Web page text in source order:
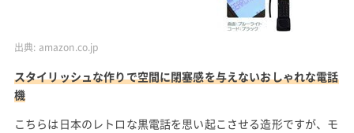
出典: amazon.co.jp
スタイリッシュな作りで空間に閉塞感を与えないおしゃれな電話
機
こちらは日本のレトロな黒電話を思い起こさせる造形ですが、モ